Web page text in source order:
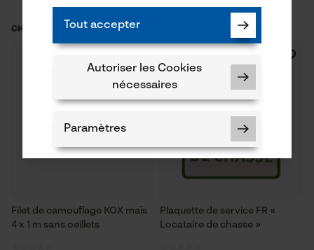
CHF 15.90 CHF 11.13 * CHF 69.93 *
Filet de camouflage KOX maïs
4 x 1 m sans oeillets
Plaquette de service FR «
Locataire de chasse »
Tout accepter
Autoriser les Cookies
nécessaires
Paramètres
Cookies nécessaires